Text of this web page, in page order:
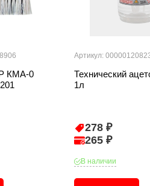
КМА-0
Артикул:
Технический
1л
278 ₽
265 ₽
В наличии